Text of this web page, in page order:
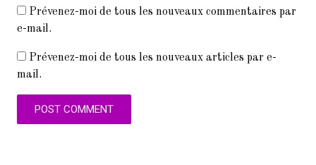
Prévenez-moi de tous les nouveaux commentaires par
e-mail.
Prévenez-moi de tous les nouveaux articles par e-
mail.